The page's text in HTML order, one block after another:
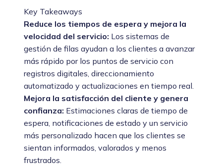
Key Takeaways
Reduce los tiempos de espera y mejora la
velocidad del servicio: Los sistemas de
gestión de filas ayudan a los clientes a avanzar
más rápido por los puntos de servicio con
registros digitales, direccionamiento
automatizado y actualizaciones en tiempo real.
Mejora la satisfacción del cliente y genera
confianza: Estimaciones claras de tiempo de
espera, notificaciones de estado y un servicio
más personalizado hacen que los clientes se
sientan informados, valorados y menos
frustrados.